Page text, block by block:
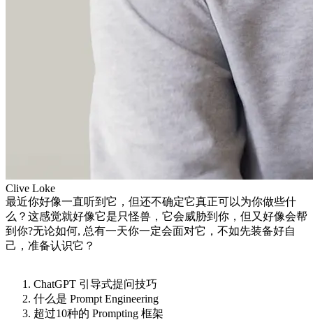
Clive Loke
最近你好像一直听到它，但还不确定它真正可以为你做些什
么？这感觉就好像它是只怪兽，它会威胁到你，但又好像会帮
到你?无论如何, 总有一天你一定会面对它，不如先装备好自
己，准备认识它？
ChatGPT 引导式提问技巧
什么是 Prompt Engineering
超过10种的 Prompting 框架